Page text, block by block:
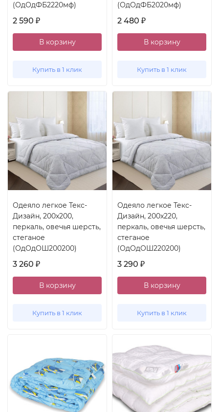
(ОдОдФБ2220мф)
2 590 ₽
В корзину
Купить в 1 клик
(ОдОдФБ2020мф)
2 480 ₽
В корзину
Купить в 1 клик
Одеяло легкое Текс-
Дизайн, 200x200,
перкаль, овечья шерсть,
стеганое
(ОдОдОШ200200)
3 260 ₽
В корзину
Купить в 1 клик
Одеяло легкое Текс-
Дизайн, 200x220,
перкаль, овечья шерсть,
стеганое
(ОдОдОШ220200)
3 290 ₽
В корзину
Купить в 1 клик